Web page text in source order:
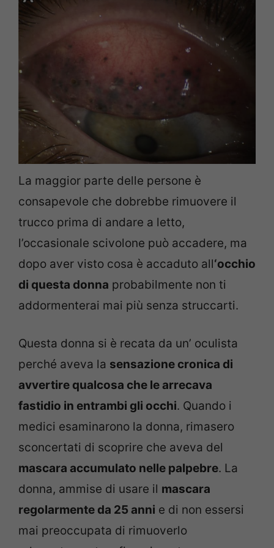
La maggior parte delle persone è
consapevole che dobrebbe rimuovere il
trucco prima di andare a letto,
l’occasionale scivolone può accadere, ma
dopo aver visto cosa è accaduto all‘occhio
di questa donna probabilmente non ti
addormenterai mai più senza struccarti.
Questa donna si è recata da un’ oculista
perché aveva la sensazione cronica di
avvertire qualcosa che le arrecava
fastidio in entrambi gli occhi. Quando i
medici esaminarono la donna, rimasero
sconcertati di scoprire che aveva del
mascara accumulato nelle palpebre. La
donna, ammise di usare il mascara
regolarmente da 25 anni e di non essersi
mai preoccupata di rimuoverlo